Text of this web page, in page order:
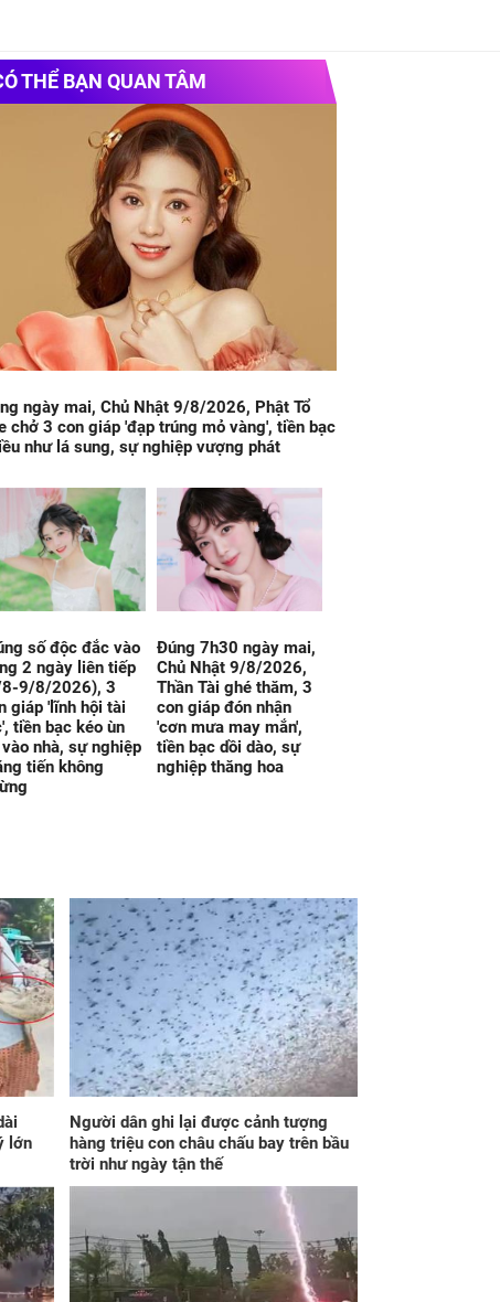
THỂ BẠN QUAN TÂM
ngày mai, Chủ Nhật 9/8/2026, Phật Tổ
chở 3 con giáp 'đạp trúng mỏ vàng', tiền bạc
như lá sung, sự nghiệp vượng phát
số độc đắc vào
2 ngày liên tiếp
9/8/2026), 3
giáp 'lĩnh hội tài
tiền bạc kéo ùn
nhà, sự nghiệp
tiến không
Đúng 7h30 ngày mai,
Chủ Nhật 9/8/2026,
Thần Tài ghé thăm, 3
con giáp đón nhận
'cơn mưa may mắn',
tiền bạc dồi dào, sự
nghiệp thăng hoa
vi tuần mới (từ 10
16/8/2026), 3
giáp mưa thuận
hòa, tiền về như
bạc vàng dư dả,
Quý Vinh Hoa,
trình khai sáng
Vận đỏ như son kể từ
ngày 8/8/2026, 3 con
giáp chẳng cần bon
chen, đắc lộc tiền vào
như nước, sự nghiệp
hanh thông một bước
lên hương đổi đời
lớn
Người dân ghi lại được cảnh tượng
hàng triệu con châu chấu bay trên bầu
trời như ngày tận thế